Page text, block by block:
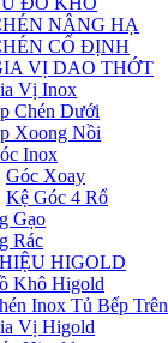
NÂNG HẠ
CỐ ĐỊNH
VỊ DAO THỚT
Vị Inox
Chén Dưới
Xoong Nồi
Inox
Góc Xoay
Kệ Góc 4 Rổ
Gạo
Rác
HIGOLD
Khô Higold
Inox Tủ Bếp Trên
Vị Higold